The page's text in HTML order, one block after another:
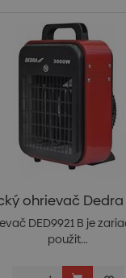
ohrievač
DED9921 B je
použit...